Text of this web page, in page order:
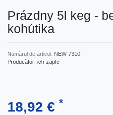
Prázdny 5l keg -
kohútika
Numărul de articol: NEW-7310
Producător: ich-zapfe
18,92 € *